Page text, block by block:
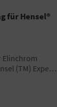
für Hensel®
(TM) Expert